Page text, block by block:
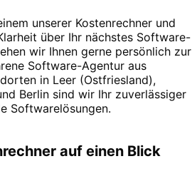
unserer Kostenrechner und
über Ihr nächstes Software-
wir Ihnen gerne persönlich zur
Software-Agentur aus
in Leer (Ostfriesland),
Berlin sind wir Ihr zuverlässiger
Softwarelösungen.
auf einen Blick